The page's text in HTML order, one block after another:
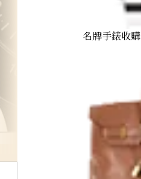
porsche-design
名牌手錶收購